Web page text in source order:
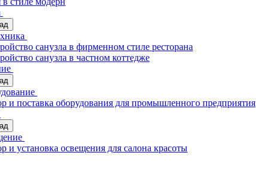
санузла в фирменном стиле ресторана
санузла в частном коттедже
и поставка оборудования для промышленного предприятия
и установка освещения для салона красоты